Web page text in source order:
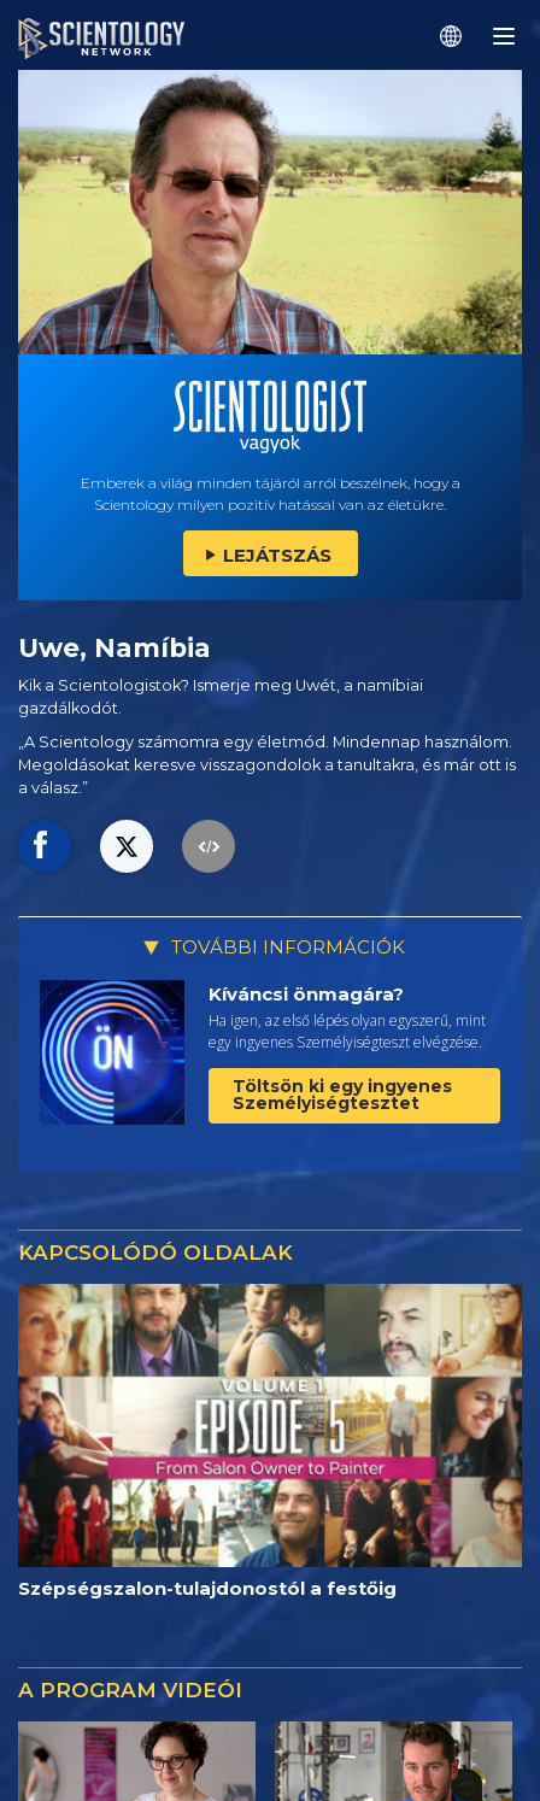
Emberek a világ minden tájáról arról beszélnek, hogy a
Scientology milyen pozitív hatással van az életükre.
LEJÁTSZÁS
Uwe, Namíbia
Kik a Scientologistok? Ismerje meg Uwét, a namíbiai
gazdálkodót.
„A Scientology számomra egy életmód. Mindennap használom.
Megoldásokat keresve visszagondolok a tanultakra, és már ott is
a válasz.”
TOVÁBBI INFORMÁCIÓK
Kíváncsi önmagára?
Ha igen, az első lépés olyan egyszerű, mint
egy ingyenes Személyiségteszt elvégzése.
Töltsön ki egy ingyenes
Személyiségtesztet
KAPCSOLÓDÓ OLDALAK
Szépségszalon-tulajdonostól a festőig
A PROGRAM VIDEÓI